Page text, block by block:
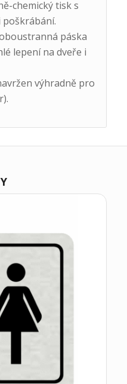
chemický tisk s
páska
lepení na dveře i
výhradně pro